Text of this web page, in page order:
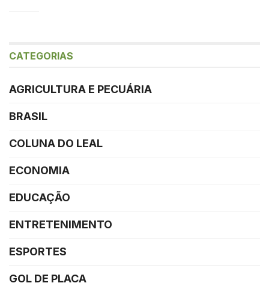
CATEGORIAS
AGRICULTURA E PECUÁRIA
BRASIL
COLUNA DO LEAL
ECONOMIA
EDUCAÇÃO
ENTRETENIMENTO
ESPORTES
GOL DE PLACA